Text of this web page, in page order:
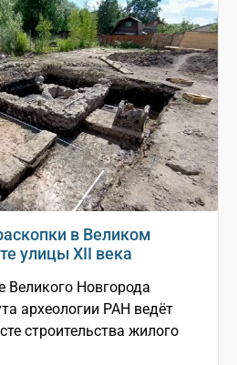
в Великом
улицы XII века
Великого Новгорода
археологии РАН ведёт
строительства жилого